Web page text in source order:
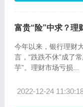
富贵“险”中求？理
今年以来，银行理财
言，“跌跌不休”成了
芋”。理财市场亏损...
2022-12-24